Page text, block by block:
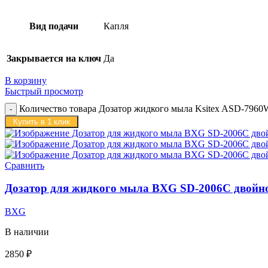
Вид подачи Капля
Закрывается на ключ Да
В корзину
Быстрый просмотр
Количество товара Дозатор жидкого мыла Ksitex ASD-
Купить в 1 клик
Сравнить
Дозатор для жидкого мыла BXG SD-2006C
BXG
В наличии
2850 ₽